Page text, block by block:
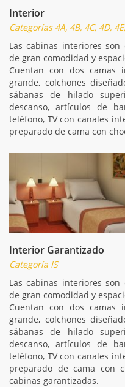
Interior
Categorías 4A, 4B, 4C, 4D,
Las cabinas interiores
de gran comodidad y
Cuentan con dos camas
grande, colchones
sábanas de hilado
descanso, artículos de
teléfono, TV con canales
preparado de cama con
Interior Garantizado
Categoría IS
Las cabinas interiores
de gran comodidad y
Cuentan con dos camas
grande, colchones
sábanas de hilado
descanso, artículos de
teléfono, TV con canales
preparado de cama con
cabinas garantizadas.